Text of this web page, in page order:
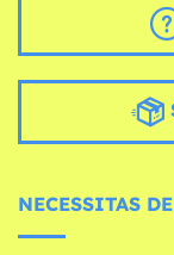
NECESSITAS